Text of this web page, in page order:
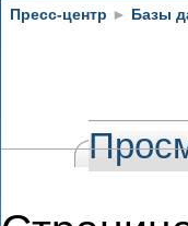
Пресс-центр ► Базы